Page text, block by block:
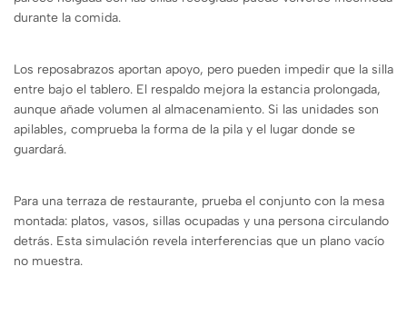
durante la comida.
Los reposabrazos aportan apoyo, pero pueden impedir que la silla
entre bajo el tablero. El respaldo mejora la estancia prolongada,
aunque añade volumen al almacenamiento. Si las unidades son
apilables, comprueba la forma de la pila y el lugar donde se
guardará.
Para una terraza de restaurante, prueba el conjunto con la mesa
montada: platos, vasos, sillas ocupadas y una persona circulando
detrás. Esta simulación revela interferencias que un plano vacío
no muestra.